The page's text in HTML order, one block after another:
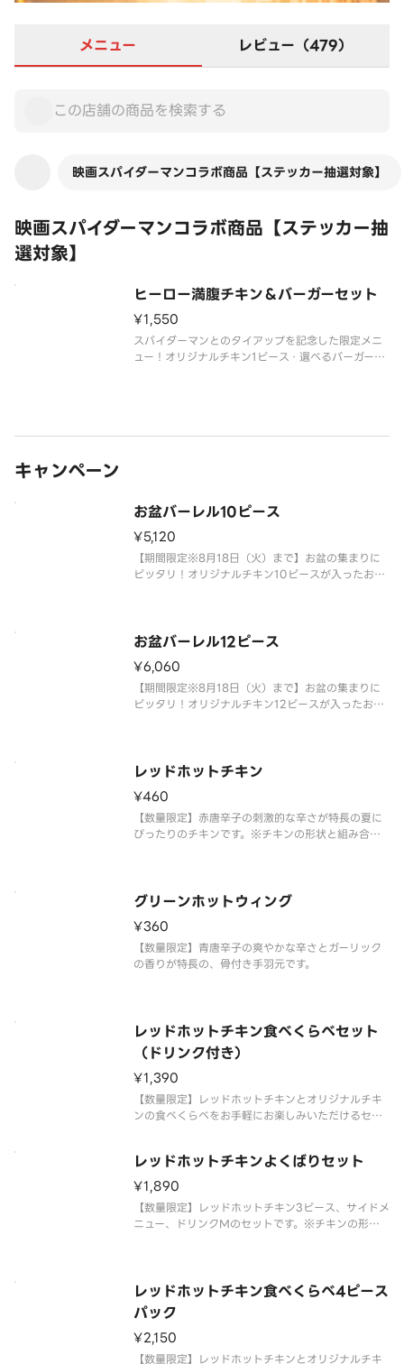
メニュー レビュー（479）
映画スパイダーマンコラボ商品【ステッカー抽選対象】
映画スパイダーマンコラボ商品【ステッカー抽
選対象】
ヒーロー満腹チキン＆バーガーセット
¥1,550
スパイダーマンとのタイアップを記念した限定メニ
ュー！オリジナルチキン1ピース・選べるバーガー1
キャンペーン
お盆バーレル10ピース
¥5,120
【期間限定※8月18日（火）まで】お盆の集まりに
ピッタリ！オリジナルチキン10ピースが入ったおト
ます。 ※チキンの形状
お盆バーレル12ピース
¥6,060
【期間限定※8月18日（火）まで】お盆の集まりに
ピッタリ！オリジナルチキン12ピースが入ったおト
ます。 ※チキンの形状
レッドホットチキン
¥460
【数量限定】赤唐辛子の刺激的な辛さが特長の夏に
ぴったりのチキンです。※チキンの形状と組み合わ
す。
グリーンホットウィング
¥360
【数量限定】青唐辛子の爽やかな辛さとガーリック
の香りが特長の、骨付き手羽元です。
レッドホットチキン食べくらべセット
（ドリンク付き）
¥1,390
【数量限定】レッドホットチキンとオリジナルチキ
ンの食べくらべをお手軽にお楽しみいただけるセッ
の形状と組み合わせは、写真と異なる場合がござい
ます。 ※商品の特性上、チキ
レッドホットチキンよくばりセット
¥1,890
【数量限定】レッドホットチキン3ピース、サイドメ
ニュー、ドリンクMのセットです。※チキンの形状
ございます。
レッドホットチキン食べくらべ4ピース
パック
¥2,150
【数量限定】レッドホットチキンとオリジナルチキ